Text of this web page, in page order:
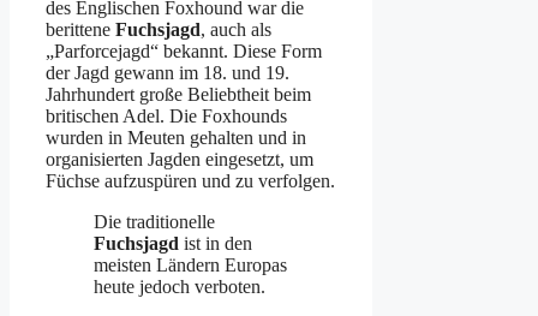
des Englischen Foxhound war die
berittene Fuchsjagd, auch als
„Parforcejagd“ bekannt. Diese Form
der Jagd gewann im 18. und 19.
Jahrhundert große Beliebtheit beim
britischen Adel. Die Foxhounds
wurden in Meuten gehalten und in
organisierten Jagden eingesetzt, um
Füchse aufzuspüren und zu verfolgen.
Die traditionelle
Fuchsjagd ist in den
meisten Ländern Europas
heute jedoch verboten.